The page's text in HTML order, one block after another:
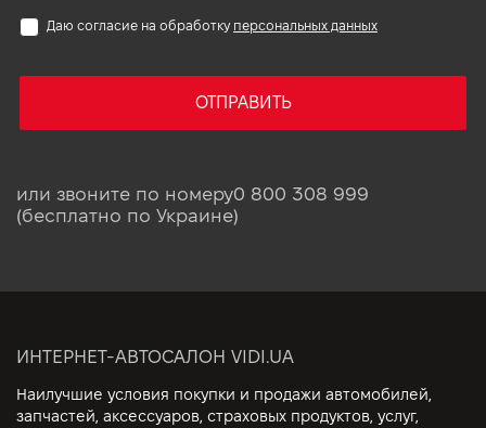
Даю согласие на обработку персональных данных
ОТПРАВИТЬ
или звоните по номеру0 800 308 999
(бесплатно по Украине)
ИНТЕРНЕТ-АВТОСАЛОН VIDI.UA
Наилучшие условия покупки и продажи автомобилей,
запчастей, аксессуаров, страховых продуктов, услуг,